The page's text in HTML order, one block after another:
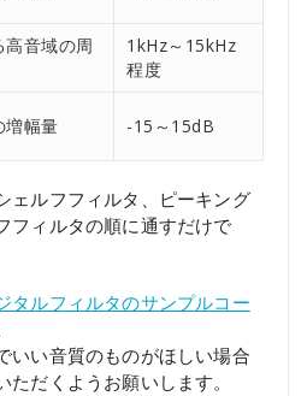
高音域の周
1kHz～15kHz
程度
増幅量 -15～15dB
ェルフフィルタ、ピーキング
フィルタの順に通すだけで
タルフィルタのサンプルコー
いい音質のものがほしい場合
だくようお願いします。